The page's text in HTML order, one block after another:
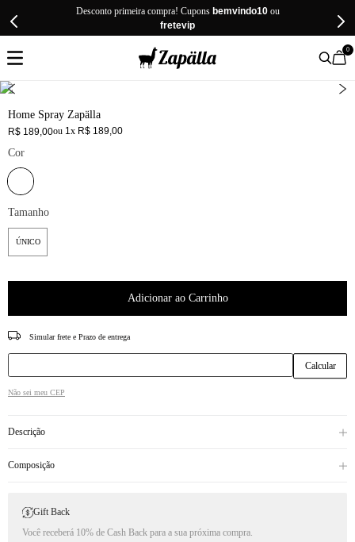
Desconto primeira compra! Cupons bemvindo10ou
fretevip
0
Home Spray Zapälla
R$ 189,00ou 1x R$ 189,00
Cor
Tamanho
ÚNICO
Adicionar ao Carrinho
CEP
Não sei meu CEP
Descrição
Composição
Gift Back
Você receberá 10% de Cash Back para a sua próxima compra.